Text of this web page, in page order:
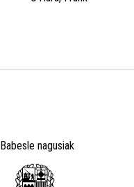
Babesle nagusiak